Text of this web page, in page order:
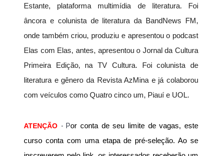
Estante, plataforma multimídia de literatura. Foi
âncora e colunista de literatura da BandNews FM,
onde também criou, produziu e apresentou o podcast
Elas com Elas, antes, apresentou o Jornal da Cultura
Primeira Edição, na TV Cultura. Foi colunista de
literatura e gênero da Revista AzMina e já colaborou
com veículos como Quatro cinco um, Piauí e UOL.
ATENÇÃO - Por conta de seu limite de vagas, este
curso conta com uma etapa de pré-seleção. Ao se